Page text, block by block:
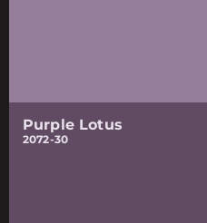
Purple Lotus
2072-30